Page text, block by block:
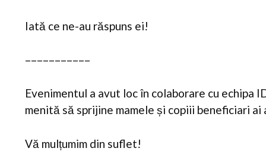
Iată ce ne-au răspuns ei!
–––––––––––
Evenimentul a avut loc în colaborare cu echipa
menită să sprijine mamele și copiii beneficiari
Vă mulțumim din suflet!